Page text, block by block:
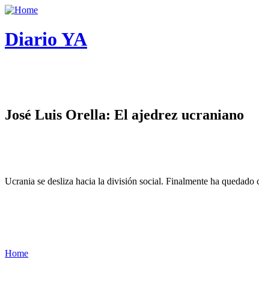
Diario YA
José Luis Orella: El ajedrez ucraniano
Ucrania se desliza hacia la división social. Finalmente ha
Home